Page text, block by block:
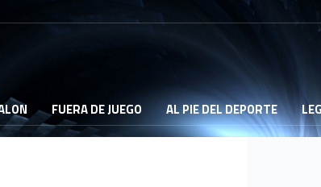
FUERA DE JUEGO AL PIE DEL DEPORTE